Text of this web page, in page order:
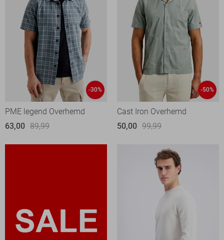
-30%
PME legend Overhemd
63,00 89,99
-50%
Cast Iron Overhemd
50,00 99,99